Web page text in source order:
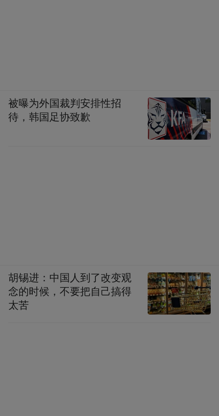
被曝为外国裁判安排性招
待，韩国足协致歉
胡锡进：中国人到了改变观
念的时候，不要把自己搞得
太苦